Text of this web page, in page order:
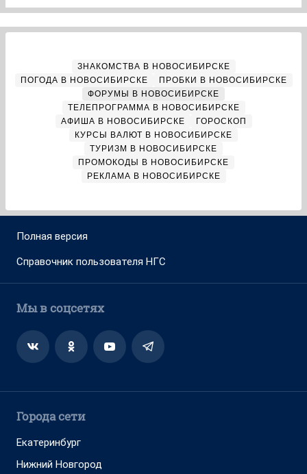
ЗНАКОМСТВА В НОВОСИБИРСКЕ
ПОГОДА В НОВОСИБИРСКЕ
ПРОБКИ В НОВОСИБИРСКЕ
ФОРУМЫ В НОВОСИБИРСКЕ
ТЕЛЕПРОГРАММА В НОВОСИБИРСКЕ
АФИША В НОВОСИБИРСКЕ
ГОРОСКОП
КУРСЫ ВАЛЮТ В НОВОСИБИРСКЕ
ТУРИЗМ В НОВОСИБИРСКЕ
ПРОМОКОДЫ В НОВОСИБИРСКЕ
РЕКЛАМА В НОВОСИБИРСКЕ
Полная версия
Справочник пользователя НГС
Мы в соцсетях
Города сети
Екатеринбург
Нижний Новгород